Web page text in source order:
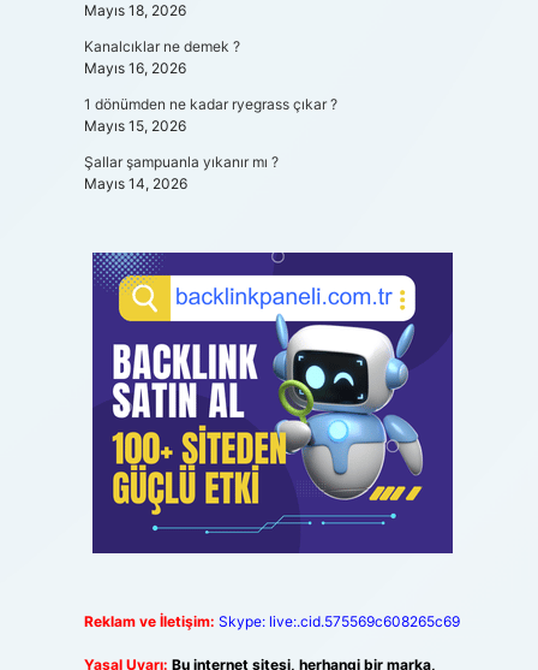
Mayıs 18, 2026
Kanalcıklar ne demek ?
Mayıs 16, 2026
1 dönümden ne kadar ryegrass çıkar ?
Mayıs 15, 2026
Şallar şampuanla yıkanır mı ?
Mayıs 14, 2026
Reklam ve İletişim: Skype: live:.cid.575569c608265c69
Yasal Uyarı: Bu internet sitesi, herhangi bir marka,